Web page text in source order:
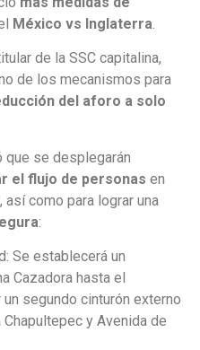
México vs Inglaterra
de la SSC capitalina,
de los mecanismos para
del aforo a solo
que se desplegarán
el flujo de personas en
como para lograr una
:
Se establecerá un
Cazadora hasta el
segundo cinturón externo
y Avenida de